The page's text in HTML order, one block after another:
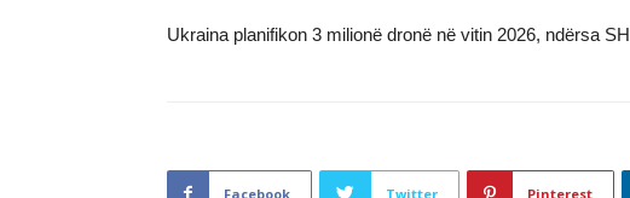
Ukraina planifikon 3 milionë dronë në vitin 2026, ndërsa
Facebook Twitter Pinterest